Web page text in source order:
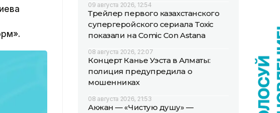
09 августа 2026, 12:54
Трейлер первого казахстанского
супергеройского сериала Toxic
показали на Comic Con Astana
08 августа 2026, 22:07
Концерт Канье Уэста в Алматы:
полиция предупредила о
мошенниках
08 августа 2026, 21:53
Акжан — «Чистую душу» —